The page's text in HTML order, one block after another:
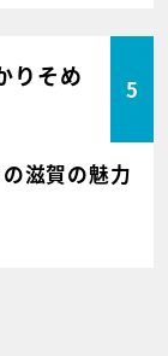
りそめ
5
滋賀の魅力